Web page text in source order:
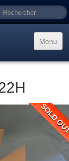
Menu
SOLD